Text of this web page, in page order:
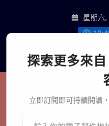
content
星期六
聯絡我們
新
在地、記
探索更多來
立即訂閱即可持續閱讀